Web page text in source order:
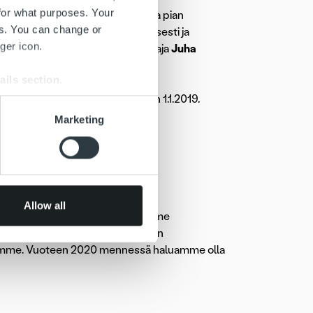
what purposes. Your
You can change or
icon.
section
our traffic. We also share
Marketing
Allow all
lähtevät Ropon palvelun kautta pian
edennyt suunnitelman mukaisesti ja
kertoo Väreen toimitusjohtajaJuha
Väre Energian nimiin 1.1.2019.
tarjoaja Suomessa. Kilpailemme
etuihin ja vahvaan
Vuoteen 2020 mennessä haluamme olla